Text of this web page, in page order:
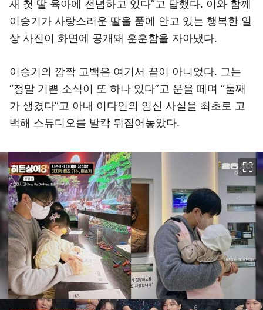
새 첫 딸 육아에 전념하고 있다”고 답했다. 이와 함께
이승기가 사랑스러운 딸을 품에 안고 있는 행복한 일
상 사진이 화면에 공개돼 훈훈함을 자아냈다.
이승기의 깜짝 고백은 여기서 끝이 아니었다. 그는
“정말 기쁜 소식이 또 하나 있다”고 운을 떼며 “둘째
가 생겼다”고 아내 이다인의 임신 사실을 최초로 고
백해 스튜디오를 발칵 뒤집어놓았다.